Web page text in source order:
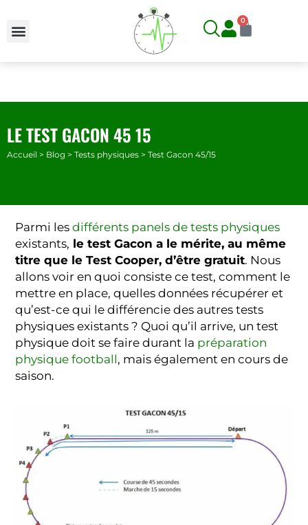
contenu
0
Panier
LE TEST GACON 45 15
Accueil > Blog > Tests physiques > Test Gacon 45/15
Parmi lesdifférents panels de tests physiques
existants, le test Gacon a le mérite, au même
titre que le Test Cooper, d’être gratuit. Nous
allons voir en quoi consiste ce test, comment le
mettre en place, quelles données récupérer et
qu’est-ce qui le différencie des autres tests
physiques existants ? Quoi qu’il arrive, un test
physique doit se faire durant la préparation
physique football, mais également en cours de
saison.